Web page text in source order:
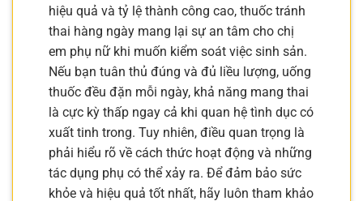
hiệu quả và tỷ lệ thành công cao, thuốc tránh
thai hàng ngày mang lại sự an tâm cho chị
em phụ nữ khi muốn kiểm soát việc sinh sản.
Nếu bạn tuân thủ đúng và đủ liều lượng, uống
thuốc đều đặn mỗi ngày, khả năng mang thai
là cực kỳ thấp ngay cả khi quan hệ tình dục có
xuất tinh trong. Tuy nhiên, điều quan trọng là
phải hiểu rõ về cách thức hoạt động và những
tác dụng phụ có thể xảy ra. Để đảm bảo sức
khỏe và hiệu quả tốt nhất, hãy luôn tham khảo